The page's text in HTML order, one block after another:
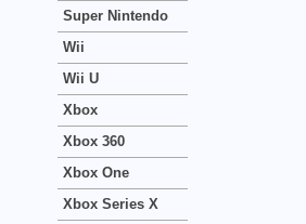
Super Nintendo
Wii
Wii U
Xbox
Xbox 360
Xbox One
Xbox Series X